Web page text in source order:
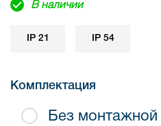
В наличии
IP 21 IP 54
Комплектация
Без монтажной